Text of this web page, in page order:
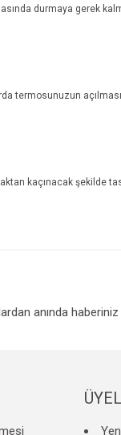
durmaya gerek
termosunuzun
kaçınacak şekilde
anında